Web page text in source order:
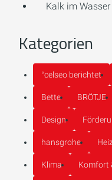
Kalk im Wasser
Kategorien
°celseo berichtet
Bette BRÖTJE
Design
hansgrohe
Klima Komfort